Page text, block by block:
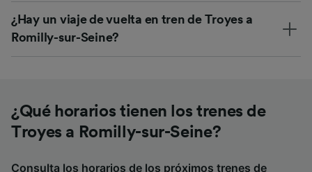
¿Hay un viaje de vuelta en tren de Troyes a
Romilly-sur-Seine?
¿Qué horarios tienen los trenes de
Troyes a Romilly-sur-Seine?
Consulta los horarios de los próximos trenes de